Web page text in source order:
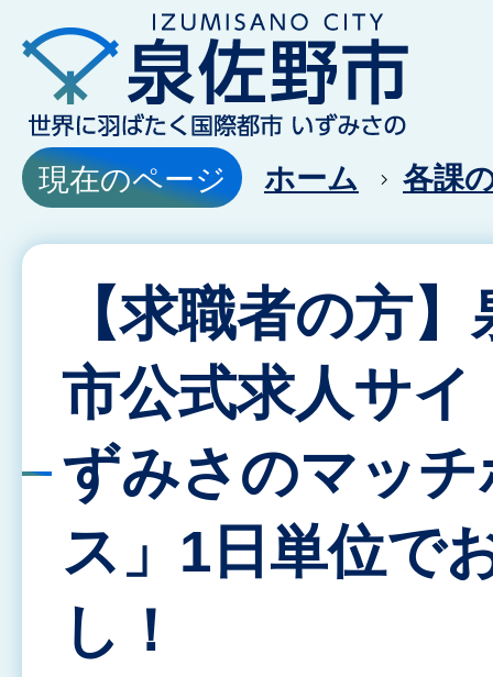
現在のページ ホーム 各課
【求職者の方
市公式求人サイ
ずみさのマッ
ス」1日単位で
し！